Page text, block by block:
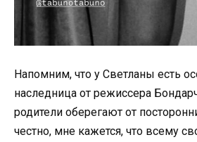
Напомним, что у Светланы есть
наследница от режиссера
родители оберегают от
честно, мне кажется, что всему